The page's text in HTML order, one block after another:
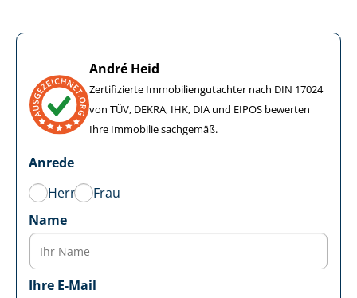
André Heid
Zertifizierte Im­mo­bi­li­en­gut­ach­ter nach DIN 17024
von TÜV, DEKRA, IHK, DIA und EIPOS bewerten
Ihre Immobilie sachgemäß.
Anrede
Herr
Frau
Name
Ihre E-Mail